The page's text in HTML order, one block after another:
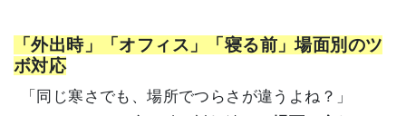
「外出時」「オフィス」「寝る前」場面別のツ
ボ対応
「同じ寒さでも、場所でつらさが違うよね？」